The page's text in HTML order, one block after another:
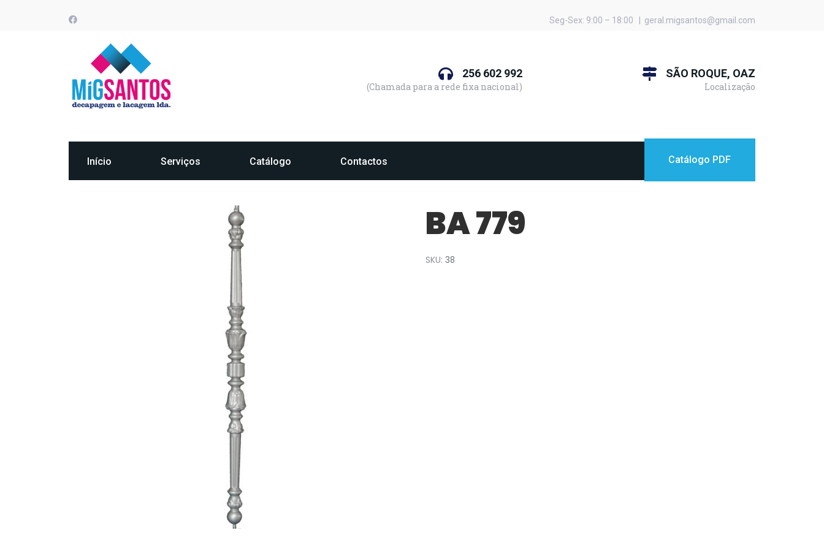
Seg-Sex: 9:00 – 18:00 | geral.migsantos@gmail.com
256 602 992
(Chamada para a rede fixa nacional)
SÃO ROQUE, OAZ
Localização
Início Serviços Catálogo Contactos Catálogo PDF
BA 779
SKU: 38